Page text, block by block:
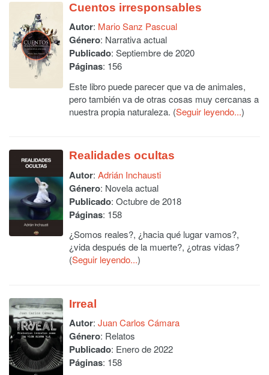
Cuentos irresponsables
Autor: Mario Sanz Pascual
Género: Narrativa actual
Publicado: Septiembre de 2020
Páginas: 156
Este libro puede parecer que va de animales,
pero también va de otras cosas muy cercanas a
nuestra propia naturaleza. (Seguir leyendo...)
Realidades ocultas
Autor: Adrián Inchausti
Género: Novela actual
Publicado: Octubre de 2018
Páginas: 158
¿Somos reales?, ¿hacia qué lugar vamos?,
¿vida después de la muerte?, ¿otras vidas?
(Seguir leyendo...)
Irreal
Autor: Juan Carlos Cámara
Género: Relatos
Publicado: Enero de 2022
Páginas: 158